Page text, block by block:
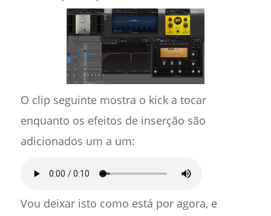
O clip seguinte mostra o kick a tocar
enquanto os efeitos de inserção são
adicionados um a um:
Vou deixar isto como está por agora, e